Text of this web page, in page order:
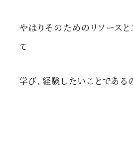
やはりそのためのリソース
て
学び、経験したいことである